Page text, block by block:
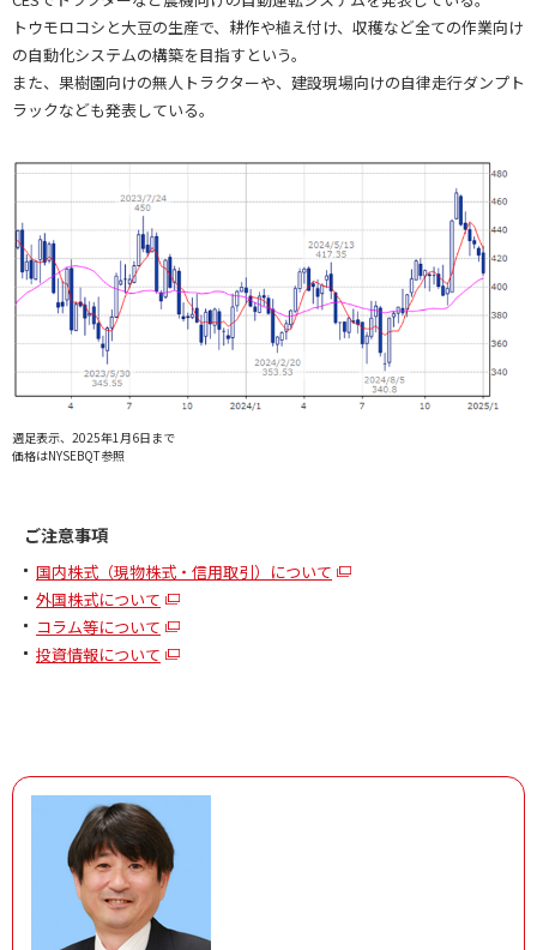
トウモロコシと大豆の生産で、耕作や植え付け、収穫など全ての作業向け
の自動化システムの構築を目指すという。
また、果樹園向けの無人トラクターや、建設現場向けの自律走行ダンプト
ラックなども発表している。
週足表示、2025年1月6日まで
価格はNYSEBQT参照
ご注意事項
国内株式（現物株式・信用取引）について
外国株式について
コラム等について
投資情報について